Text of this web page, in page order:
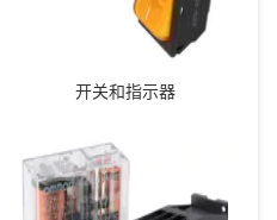
开关和指示器